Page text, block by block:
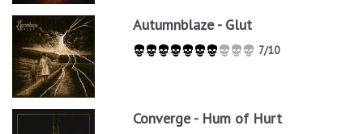
Autumnblaze - Glut
7/10
Converge - Hum of Hurt